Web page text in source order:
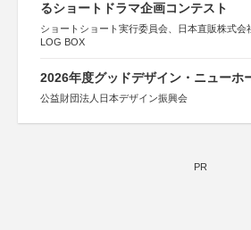
るショートドラマ企画コンテスト
ショートショート実行委員会、日本直販株式会
LOG BOX
2026年度グッドデザイン・ニューホ
公益財団法人日本デザイン振興会
PR